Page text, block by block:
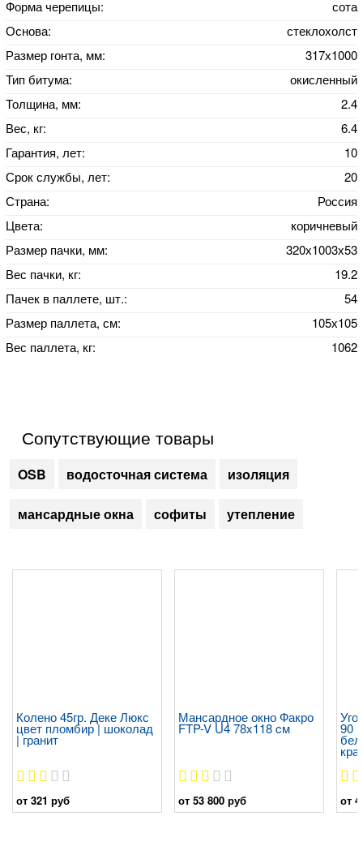
Форма черепицы:
сота
Основа:
стеклохолст
Размер гонта, мм:
317х1000
Тип битума:
окисленный
Толщина, мм:
2.4
Вес, кг:
6.4
Гарантия, лет:
10
Срок службы, лет:
20
Страна:
Россия
Цвета:
коричневый
Размер пачки, мм:
320х1003х53
Вес пачки, кг:
19.2
Пачек в паллете, шт.:
54
Размер паллета, см:
105х105
Вес паллета, кг:
1062
Сопутствующие товары
OSB водосточная система изоляция
мансардные окна софиты утепление
Колено 45гр. Деке Люкс
цвет пломбир | шоколад
| гранит
от 321 руб
Мансардное окно Факро
FTP-V U4 78x118 cм
от 53 800 руб
90
от